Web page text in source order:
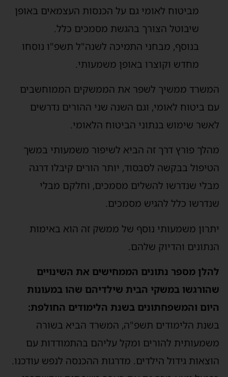
מביטוח לאומי גם על הכנסות העצמאים באופן
שיבוטל הצורך בהגשת מסמכים כלל.
בנוסף, מבחני התמיכה לשנה"ל תשפ"ו נוסחו
מחדש וקוצרו באופן משמעותי.
המשרד ממשיך לשפר את הממשקים הממוחשבים
עם ביטוח לאומי, וגם השנה שני ההורים נדרשים
לאשר שימוש בנתוני הביטוח הלאומי.
מהלך פורץ דרך זה הביא לשיפור משמעותי במשך
הטיפול בבקשה לסבסוד, יותר הורים קיבלו דרגה
מבלי שנדרשו להשלים מסמכים, וחלקם מבלי
שנדרשו כלל להגיש מסמכים.
יתרון משמעותי נוסף של ממשק זה הוא באימות
הנתונים והדיוק שלהם.
להלן מספר נתונים הממחישים את השינויים
שהורגשו במשקי הבית שילדיהם שהו במעונות
היום והמשפחתונים בשנת הלימודים החולפת:
בשנת הלימודים תשפ"ה, המשרד הביא בשורה
משמעותית להורים ומקל עליהם בהתמודדות עם
הוצאות גידול הילדים. מדרגות ההכנסה לנפש עודכנו.